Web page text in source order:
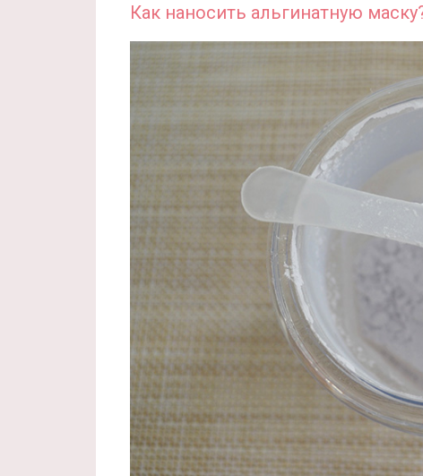
Как наносить альгинатную